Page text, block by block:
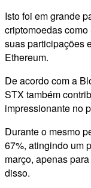
Isto foi em grande
criptomoedas
suas participações
Ethereum.
De acordo com a
STX também
impressionante no
Durante o mesmo
67%, atingindo um
março, apenas
disso.